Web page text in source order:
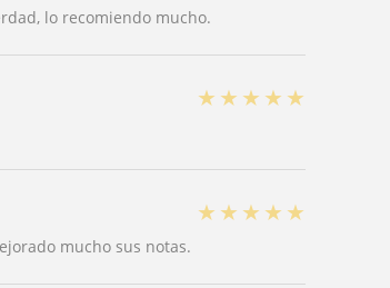
lo recomiendo mucho.
★ ★ ★ ★ ★
★ ★ ★ ★ ★
mucho sus notas.